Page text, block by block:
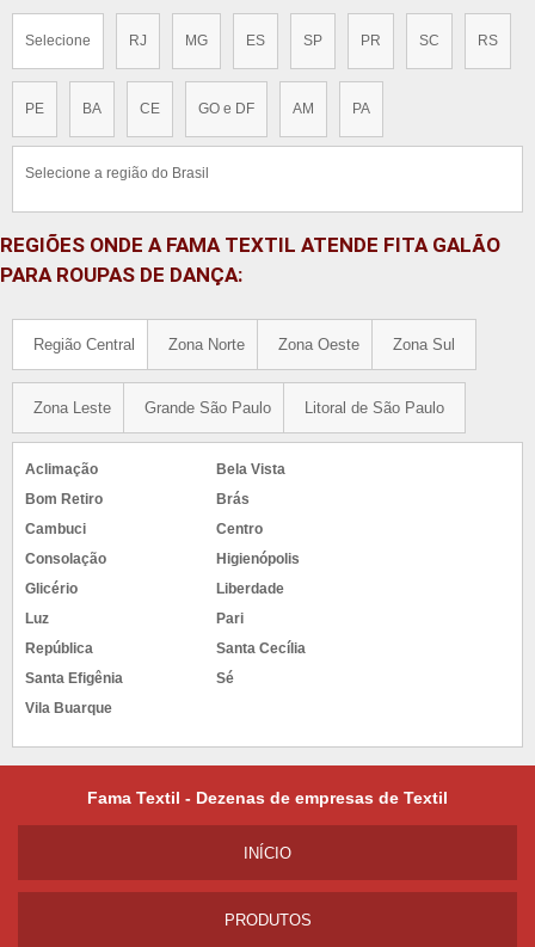
Selecione RJ MG ES SP PR SC RS
PE BA CE GO e DF AM PA
Selecione a região do Brasil
REGIÕES ONDE A FAMA TEXTIL ATENDE FITA GALÃO
PARA ROUPAS DE DANÇA:
Região Central Zona Norte Zona Oeste Zona Sul
Zona Leste Grande São Paulo Litoral de São Paulo
Aclimação
Bela Vista
Bom Retiro
Brás
Cambuci
Centro
Consolação
Higienópolis
Glicério
Liberdade
Luz
Pari
República
Santa Cecília
Santa Efigênia
Sé
Vila Buarque
Fama Textil - Dezenas de empresas de Textil
INÍ­CIO
PRODUTOS